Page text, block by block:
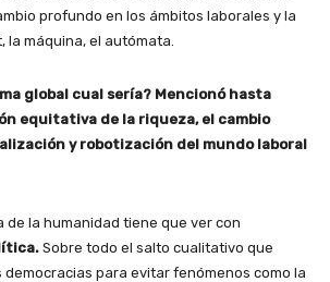
profundo en los ámbitos laborales y la
la máquina, el autómata.
global cual sería? Mencionó hasta
equitativa de la riqueza, el cambio
y robotización del mundo laboral
de la humanidad tiene que ver con
Sobre todo el salto cualitativo que
para evitar fenómenos como la